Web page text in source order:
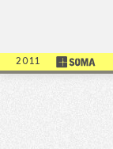
2011